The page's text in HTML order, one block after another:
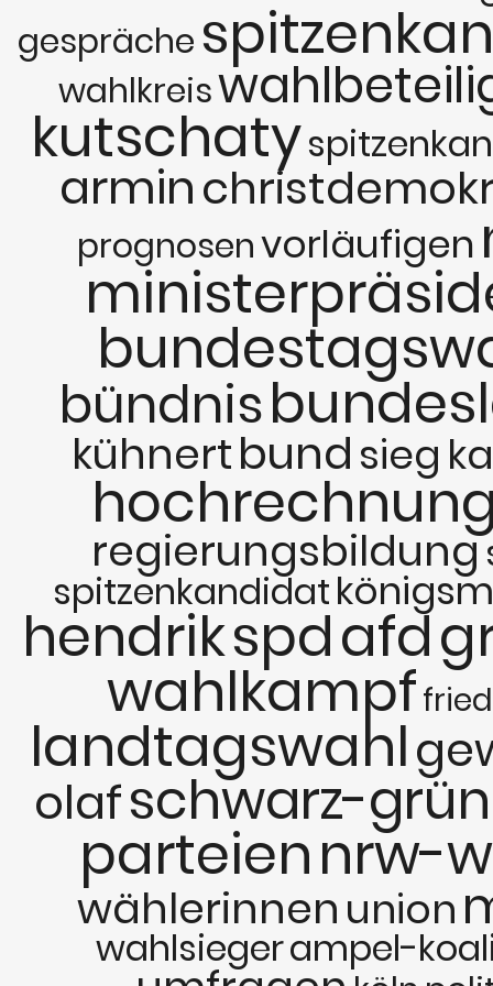
gespräche
wahlkreis
kutschaty
armin
prognosenvorläufigen
bündnis
kühnertbundsieg
regierungsbildung
spitzenkandidat
hendrikspdafd
wahlkampf
landtagswahl
olafschwarz-grün
parteiennrw-
wählerinnenunion
wahlsiegerampel-